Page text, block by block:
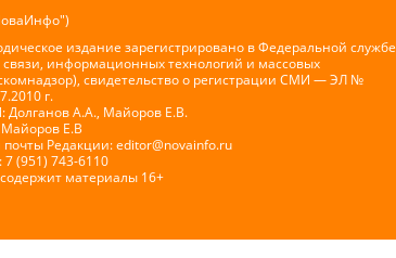
издание зарегистрировано в Федеральной службе
связи, информационных технологий и массовых
свидетельство о регистрации СМИ — ЭЛ №
г.
Долганов А.А., Майоров Е.В.
Е.В
почты Редакции:editor@novainfo.ru
(951) 743-6110
материалы 16+